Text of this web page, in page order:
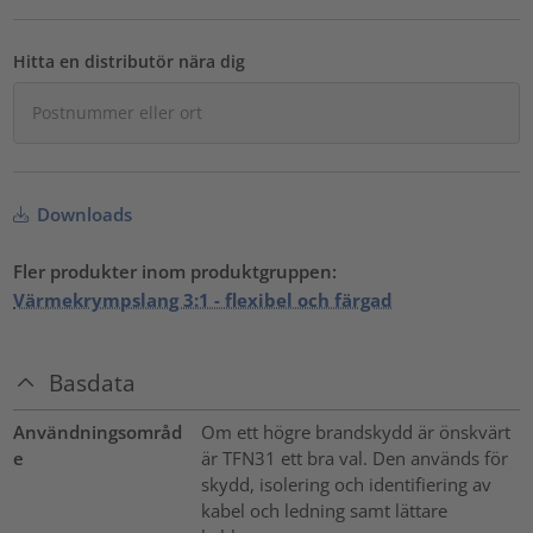
Hitta en distributör nära dig
Downloads
Fler produkter inom produktgruppen:
Värmekrympslang 3:1 - flexibel och färgad
Basdata
Användningsområd
e
Om ett högre brandskydd är önskvärt
är TFN31 ett bra val. Den används för
skydd, isolering och identifiering av
kabel och ledning samt lättare